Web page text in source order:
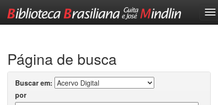
Página de busca
Buscar em:
por